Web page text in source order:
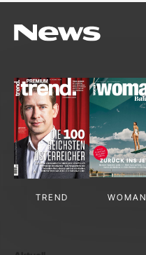
TREND WOMAN